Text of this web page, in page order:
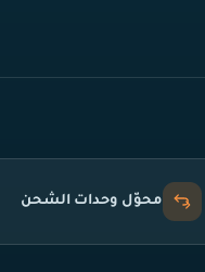
محوّل وحدات الشحن